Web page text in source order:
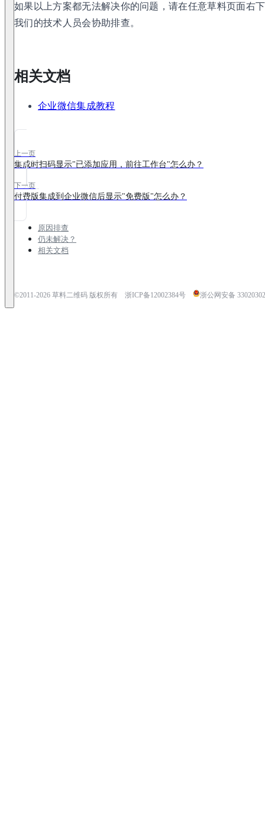
如果以上方案都无法解决你的问题，请在任意草料页面右
我们的技术人员会协助排查。
相关文档
企业微信集成教程
上一页
集成时扫码显示"已添加应用，前往工作台"怎么办？
下一页
付费版集成到企业微信后显示"免费版"怎么办？
原因排查
仍未解决？
相关文档
©2011-2026 草料二维码 版权所有 浙ICP备12002384号 浙公网安备